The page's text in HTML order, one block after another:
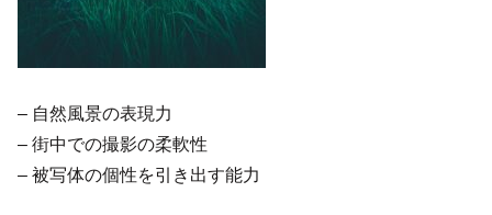
– 自然風景の表現力
– 街中での撮影の柔軟性
– 被写体の個性を引き出す能力